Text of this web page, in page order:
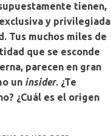
tienen,
y privilegiada
Tus muchos miles de
que se esconde
parecen en gran
un insider. ¿Te
¿Cuál es el origen